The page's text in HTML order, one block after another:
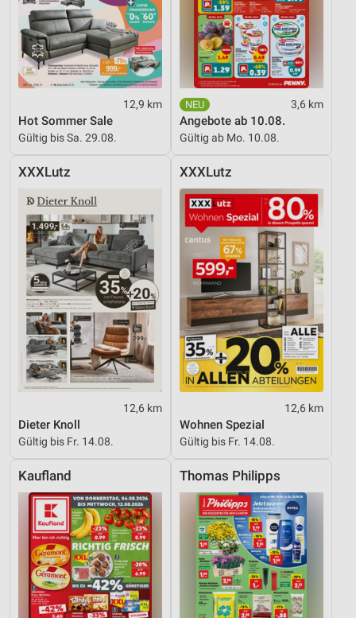
12,9 km
Hot Sommer Sale
Gültig bis Sa. 29.08.
3,6 km
Angebote ab 10.08.
Gültig ab Mo. 10.08.
XXXLutz
12,6 km
Dieter Knoll
Gültig bis Fr. 14.08.
XXXLutz
12,6 km
Wohnen Spezial
Gültig bis Fr. 14.08.
Kaufland Thomas Philipps